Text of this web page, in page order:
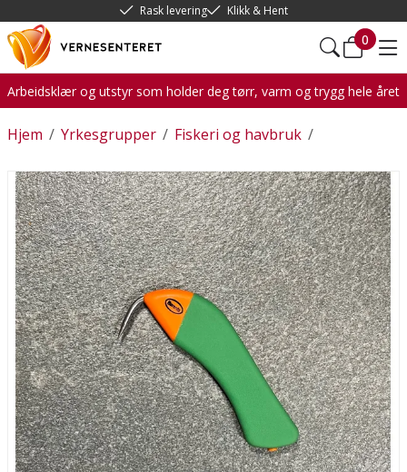
Rask levering Klikk & Hent
0
Arbeidsklær og utstyr som holder deg tørr, varm og trygg hele året
/
Hjem /
Yrkesgrupper /
Fiskeri og havbruk